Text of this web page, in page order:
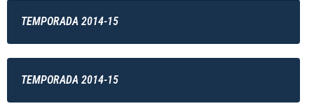
TEMPORADA 2014-15
TEMPORADA 2014-15